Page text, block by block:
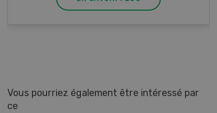
Vous pourriez également être intéressé par
ce